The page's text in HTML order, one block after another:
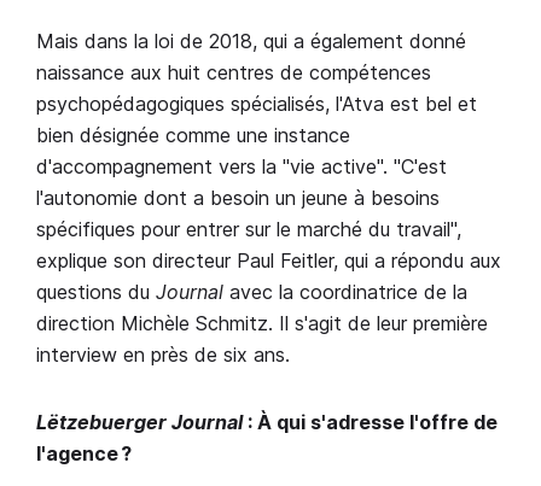
Mais dans la loi de 2018, qui a également donné
naissance aux huit centres de compétences
psychopédagogiques spécialisés, l'Atva est bel et
bien désignée comme une instance
d'accompagnement vers la "vie active". "C'est
l'autonomie dont a besoin un jeune à besoins
spécifiques pour entrer sur le marché du travail",
explique son directeur Paul Feitler, qui a répondu aux
questions du Journal avec la coordinatrice de la
direction Michèle Schmitz. Il s'agit de leur première
interview en près de six ans.
Lëtzebuerger Journal: À qui s'adresse l'offre de
l'agence ?